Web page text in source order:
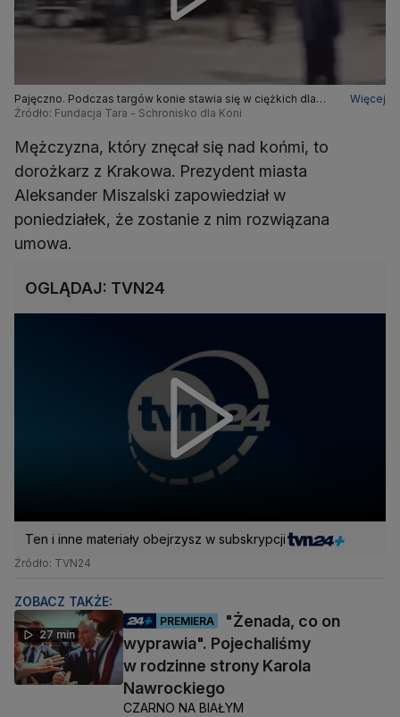
Pajęczno. Podczas targów konie stawia się w ciężkich dla
nich sytuacjach
Więcej
Źródło: Fundacja Tara - Schronisko dla Koni
Mężczyzna, który znęcał się nad końmi, to
dorożkarz z Krakowa. Prezydent miasta
Aleksander Miszalski zapowiedział w
poniedziałek, że zostanie z nim rozwiązana
umowa.
OGLĄDAJ: TVN24
Ten i inne materiały obejrzysz w subskrypcji
Źródło: TVN24
ZOBACZ TAKŻE:
27 min
PREMIERA
"Żenada, co on
wyprawia". Pojechaliśmy
w rodzinne strony Karola
Nawrockiego
CZARNO NA BIAŁYM